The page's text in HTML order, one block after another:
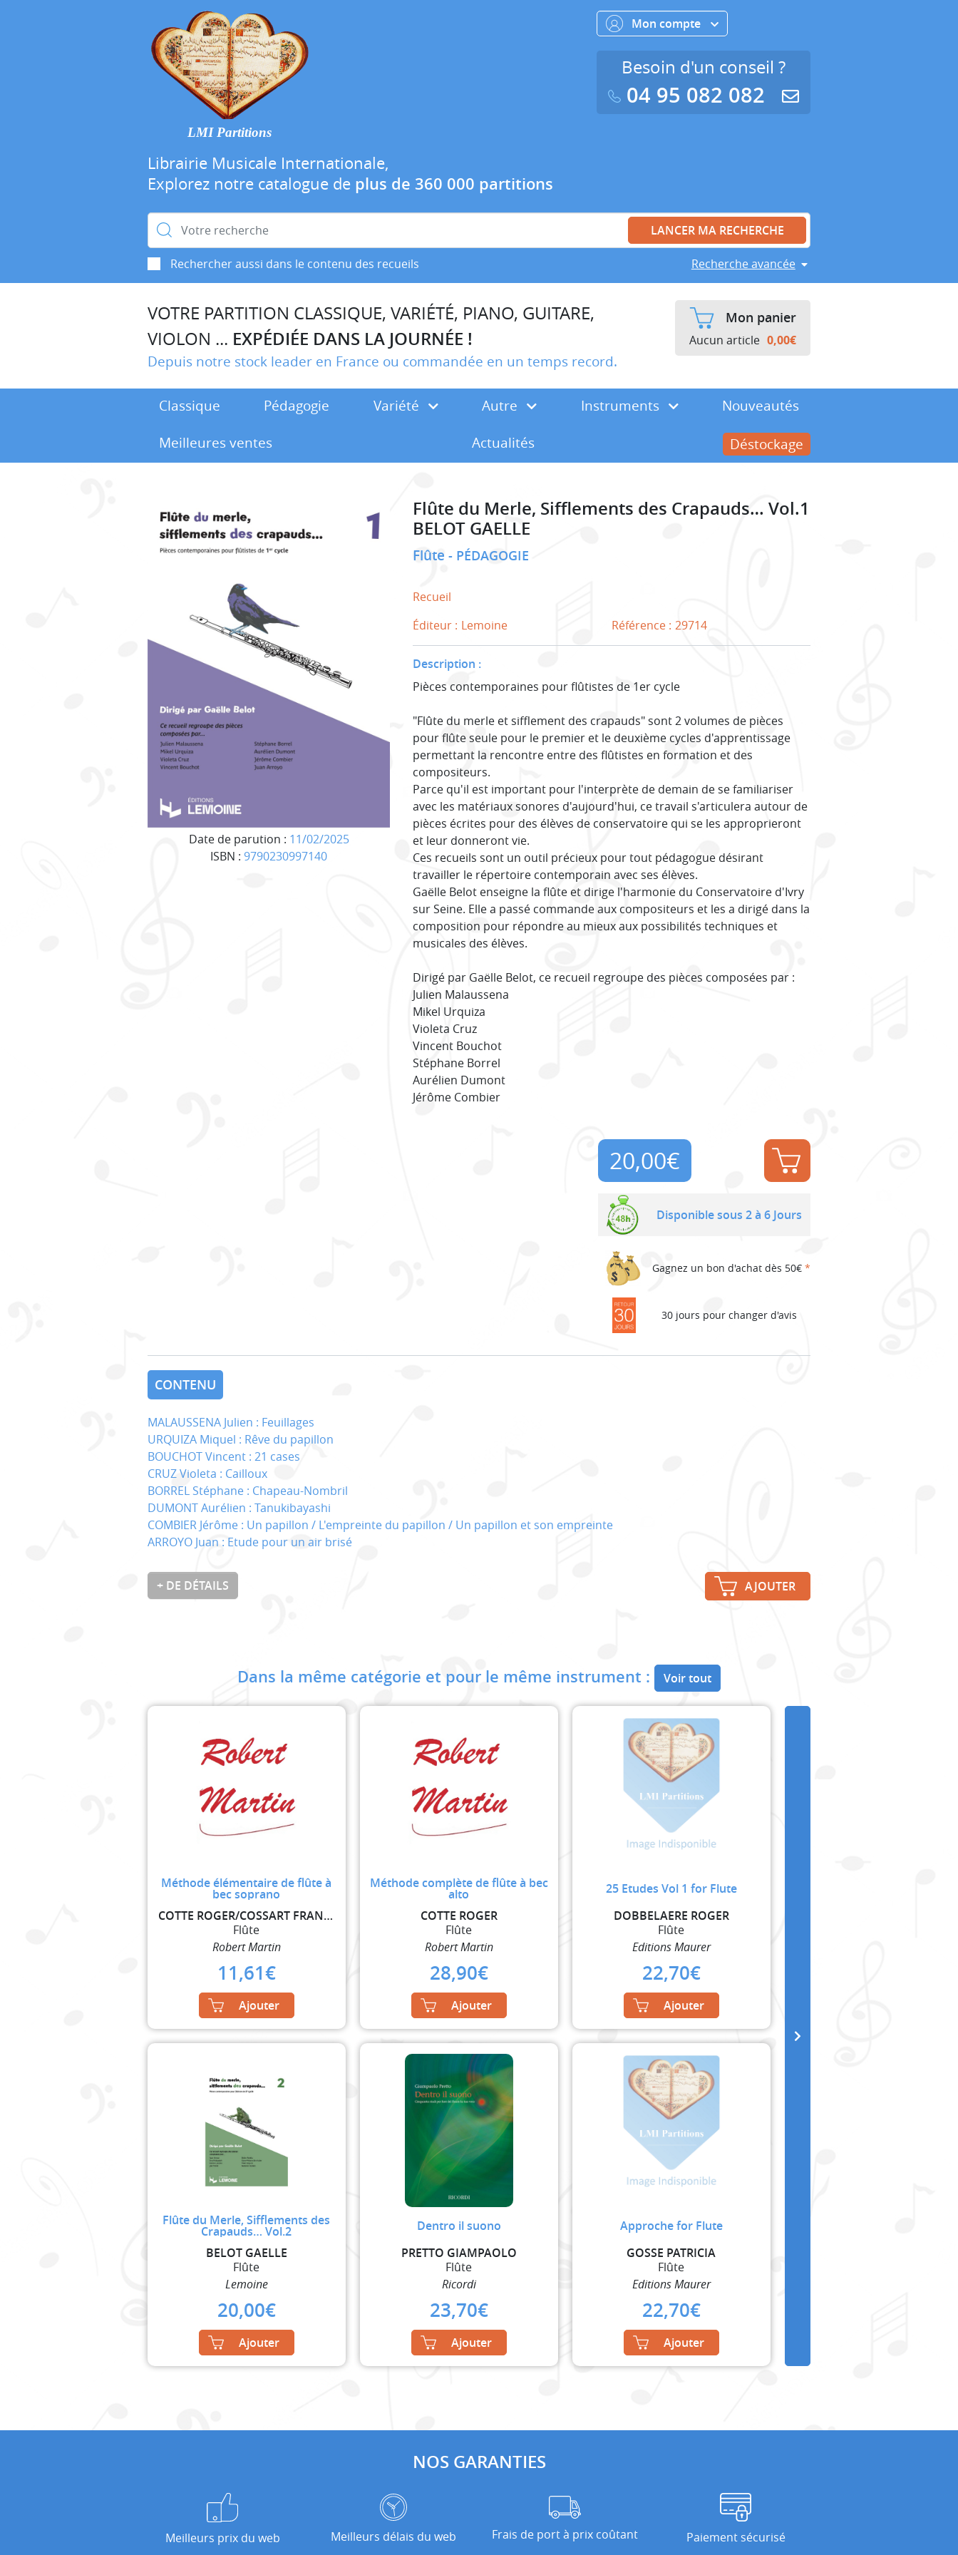
LMI Partitions
Librairie Musicale Internationale,
Explorez notre catalogue de plus de 360 000 partitions
Rechercher :
Rechercher aussi dans le contenu des recueils Recherche avancée
Mon compte
Besoin d'un conseil ?
04 95 082 082
VOTRE PARTITION CLASSIQUE, VARIÉTÉ, PIANO, GUITARE,
VIOLON ... EXPÉDIÉE DANS LA JOURNÉE !
Depuis notre stock leader en France ou commandée en un temps record.
Mon panier
Aucun article 0,00€
Classique Pédagogie Variété Autre Instruments
Nouveautés
Meilleures ventes
Actualités Déstockage
Date de parution : 11/02/2025
ISBN : 9790230997140
Flûte du Merle, Sifflements des Crapauds… Vol.1
BELOT GAELLE
Flûte PÉDAGOGIE
Recueil
Éditeur : Lemoine Référence : 29714
Description :
Pièces contemporaines pour flûtistes de 1er cycle
"Flûte du merle et sifflement des crapauds" sont 2 volumes de pièces
pour flûte seule pour le premier et le deuxième cycles d'apprentissage
permettant la rencontre entre des flûtistes en formation et des
compositeurs.
Parce qu'il est important pour l'interprète de demain de se familiariser
avec les matériaux sonores d'aujourd'hui, ce travail s'articulera autour de
pièces écrites pour des élèves de conservatoire qui se les approprieront
et leur donneront vie.
Ces recueils sont un outil précieux pour tout pédagogue désirant
travailler le répertoire contemporain avec ses élèves.
Gaëlle Belot enseigne la flûte et dirige l'harmonie du Conservatoire d'Ivry
sur Seine. Elle a passé commande aux compositeurs et les a dirigé dans la
composition pour répondre au mieux aux possibilités techniques et
musicales des élèves.
Dirigé par Gaëlle Belot, ce recueil regroupe des pièces composées par :
Julien Malaussena
Mikel Urquiza
Violeta Cruz
Vincent Bouchot
Stéphane Borrel
Aurélien Dumont
Jérôme Combier
20,00€
Disponible sous 2 à 6 Jours
Gagnez un bon d'achat dès 50€ *
30 jours pour changer d'avis
CONTENU
MALAUSSENA Julien : Feuillages
URQUIZA Miquel : Rêve du papillon
BOUCHOT Vincent : 21 cases
CRUZ Violeta : Cailloux
BORREL Stéphane : Chapeau-Nombril
DUMONT Aurélien : Tanukibayashi
COMBIER Jérôme : Un papillon / L'empreinte du papillon / Un papillon et son empreinte
ARROYO Juan : Etude pour un air brisé
+ DE DÉTAILS AJOUTER
Dans la même catégorie et pour le même instrument : Voir tout
Méthode élémentaire de flûte à
bec soprano
COTTE ROGER/COSSART FRANÇOISE
Flûte
Robert Martin
11,61€
Ajouter
Méthode complète de flûte à bec
alto
COTTE ROGER
Flûte
Robert Martin
28,90€
Ajouter
25 Etudes Vol 1 for Flute
DOBBELAERE ROGER
Flûte
Editions Maurer
22,70€
Ajouter
Flûte du Merle, Sifflements des
Crapauds… Vol.2
BELOT GAELLE
Flûte
Lemoine
20,00€
Ajouter
Dentro il suono
PRETTO GIAMPAOLO
Flûte
Ricordi
23,70€
Ajouter
Approche for Flute
GOSSE PATRICIA
Flûte
Editions Maurer
22,70€
Ajouter
NOS GARANTIES
Meilleurs prix du web Meilleurs délais du web Frais de port à prix coûtant Paiement sécurisé